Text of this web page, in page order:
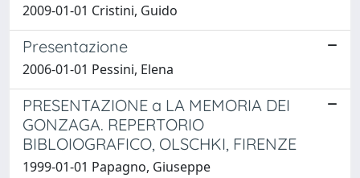
2009-01-01 Cristini, Guido
Presentazione
2006-01-01 Pessini, Elena
PRESENTAZIONE a LA MEMORIA DEI
GONZAGA. REPERTORIO
BIBLOIOGRAFICO, OLSCHKI, FIRENZE
1999-01-01 Papagno, Giuseppe